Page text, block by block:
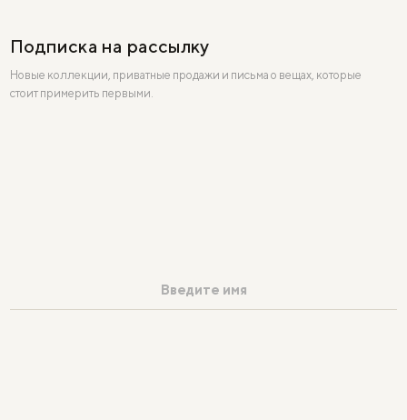
Подписка на рассылку
Новые коллекции, приватные продажи и письма о вещах, которые
стоит примерить первыми.